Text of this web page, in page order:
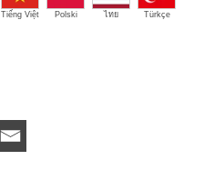
Tiếng Việt Polski ไทย Türkçe